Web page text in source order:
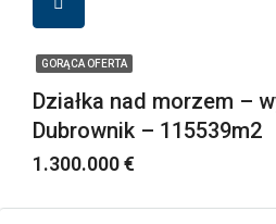
GORĄCA OFERTA
Działka nad morzem –
Dubrownik – 115539m2
1.300.000 €